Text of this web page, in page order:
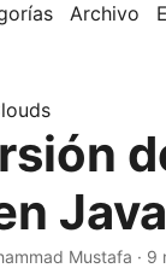
Archivo
Java
Mustafa · 9